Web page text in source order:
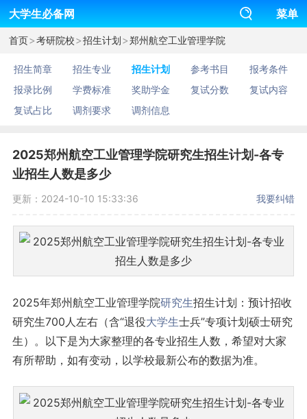
大学生必备网 菜单
首页>考研院校>招生计划>郑州航空工业管理学院
招生简章 招生专业 招生计划 参考书目
报考条件
报录比例
学费标准 奖助学金 复试分数
复试内容
复试占比
调剂要求 调剂信息
2025郑州航空工业管理学院研究生招生计划-各专
业招生人数是多少
更新：2024-10-10 15:33:36 我要纠错
2025年郑州航空工业管理学院研究生招生计划：预计招收
研究生700人左右（含“退役大学生士兵”专项计划硕士研究
生）。以下是为大家整理的各专业招生人数，希望对大家
有所帮助，如有变动，以学校最新公布的数据为准。